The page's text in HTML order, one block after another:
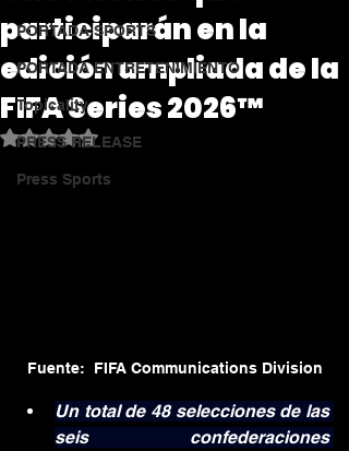
PORTADA SPORTS
PORTADA ENTRETENIMIENTO
Topicality
PRESS RELEASE
Press Sports
participarán en la
edición ampliada de la
FIFA Series 2026™
Obtuvo NaN de 5 estrellas.
Fuente:  FIFA Communications Division
Un total de 48 selecciones de las
seis confederaciones